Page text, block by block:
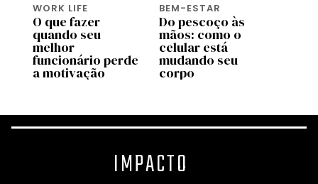
WORK LIFE
O que fazer
quando seu
melhor
funcionário perde
a motivação
BEM-ESTAR
Do pescoço às
mãos: como o
celular está
mudando seu
corpo
IMPACTO